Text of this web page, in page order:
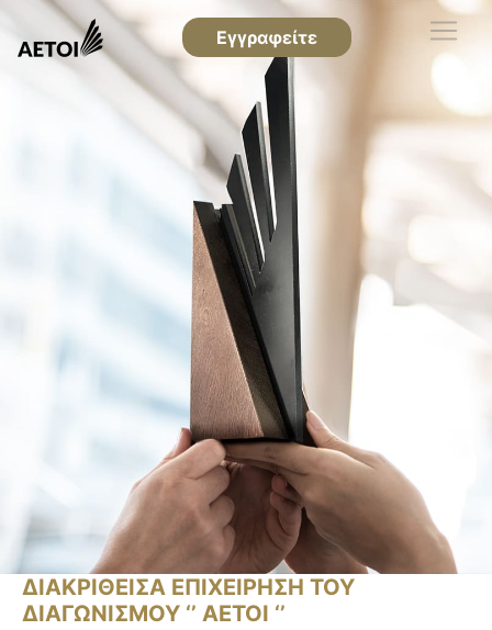
Εγγραφείτε
ΔΙΑΚΡΙΘΕΙΣΑ ΕΠΙΧΕΙΡΗΣΗ ΤΟΥ
ΔΙΑΓΩΝΙΣΜΟΥ ‘’ ΑΕΤΟΙ ‘’